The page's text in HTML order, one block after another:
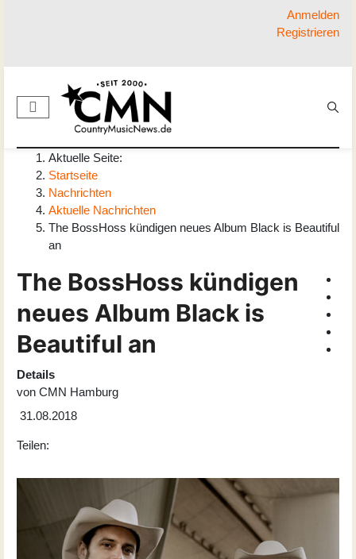
Anmelden
Registrieren
Aktuelle Seite:
Startseite
Nachrichten
Aktuelle Nachrichten
The BossHoss kündigen neues Album Black is Beautiful
an
The BossHoss kündigen
neues Album Black is
Beautiful an
Details
von CMN Hamburg
31.08.2018
Teilen: